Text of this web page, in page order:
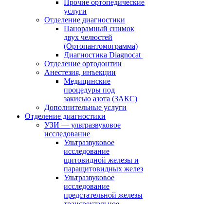
Прочие ортопедические
услуги
Отделение диагностики
Панорамный снимок
двух челюстей
(Ортопантомограмма)
Диагностика Diagnocat
Отделение ортодонтии
Анестезия, инъекции
Медицинские
процедуры под
закисью азота (ЗАКС)
Дополнительные услуги
Отделение диагностики
УЗИ — ультразвуковое
исследование
Ультразвуковое
исследование
щитовидной железы и
паращитовидных желез
Ультразвуковое
исследование
предстательной железы